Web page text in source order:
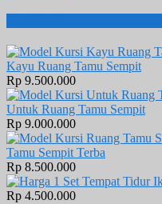
Kayu Ruang Tamu Sempit
Rp 9.500.000
Untuk Ruang Tamu Sempit
Rp 9.000.000
Tamu Sempit Terba
Rp 8.500.000
Rp 4.500.000